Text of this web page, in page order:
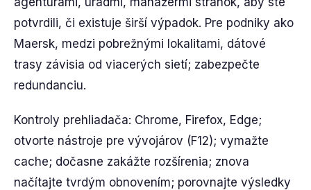
potvrdili, či existuje širší výpadok. Pre podniky ako
Maersk, medzi pobrežnými lokalitami, dátové
trasy závisia od viacerých sietí; zabezpečte
redundanciu.
Kontroly prehliadača: Chrome, Firefox, Edge;
otvorte nástroje pre vývojárov (F12); vymažte
cache; dočasne zakážte rozšírenia; znova
načítajte tvrdým obnovením; porovnajte výsledky